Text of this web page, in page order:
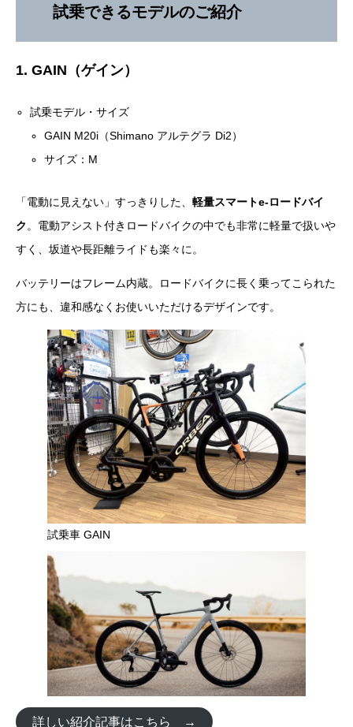
試乗できるモデルのご紹介
1. GAIN（ゲイン）
試乗モデル・サイズ
GAIN M20i（Shimano アルテグラ Di2）
サイズ：M
「電動に見えない」すっきりした、 軽量スマートe-ロードバイ
ク 。電動アシスト付きロードバイクの中でも非常に軽量で扱いや
すく、坂道や長距離ライドも楽々に。
バッテリーはフレーム内蔵。ロードバイクに長く乗ってこられた
方にも、違和感なくお使いいただけるデザインです。
試乗車 GAIN
詳しい紹介記事はこちら →